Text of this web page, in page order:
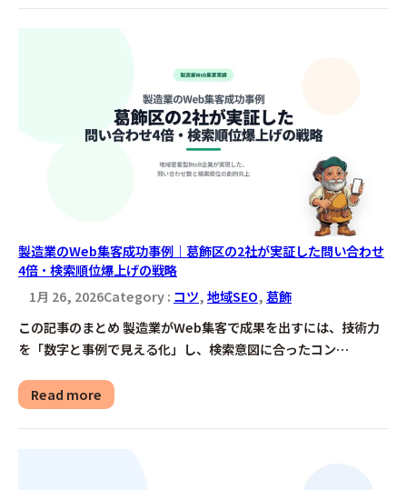
製造業のWeb集客成功事例｜葛飾区の2社が実証した問い合わせ
4倍・検索順位爆上げの戦略
1月 26, 2026Category : コツ, 地域SEO, 葛飾
この記事のまとめ 製造業がWeb集客で成果を出すには、技術力
を「数字と事例で見える化」し、検索意図に合ったコン…
Read more